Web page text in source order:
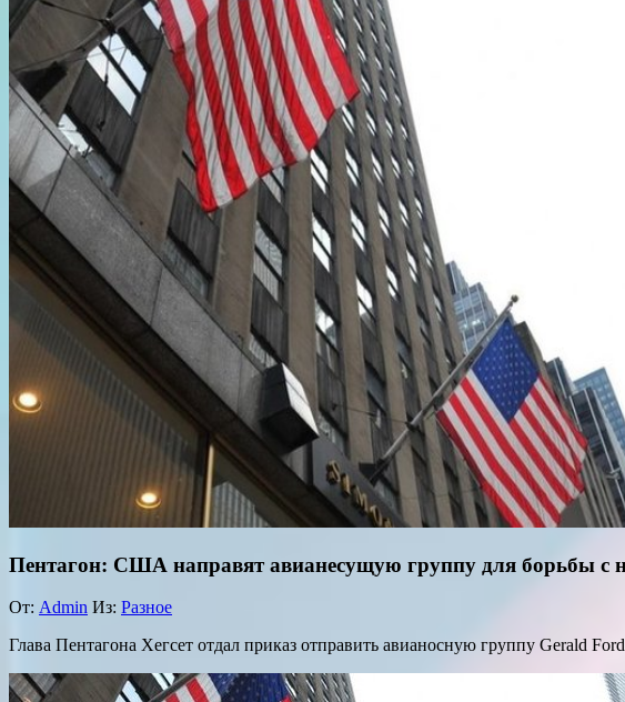
Пентагон: США направят авианесущую группу для борьбы с
От: Admin Из: Разное
Глава Пентагона Хегсет отдал приказ отправить авианосную группу Gerald